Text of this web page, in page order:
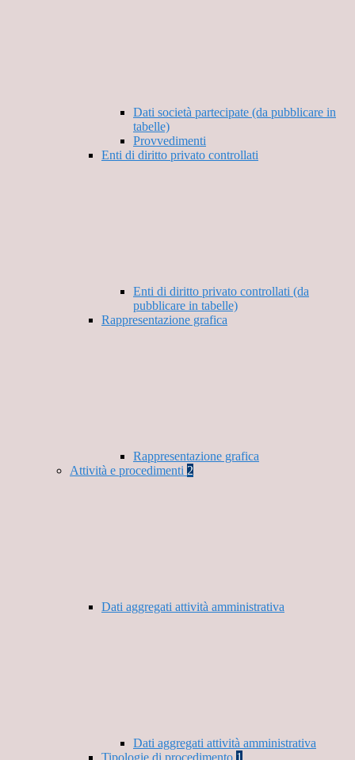
Dati società partecipate (da pubblicare in
tabelle)
Provvedimenti
Enti di diritto privato controllati
Enti di diritto privato controllati (da
pubblicare in tabelle)
Rappresentazione grafica
Rappresentazione grafica
Attività e procedimenti 2
Dati aggregati attività amministrativa
Dati aggregati attività amministrativa